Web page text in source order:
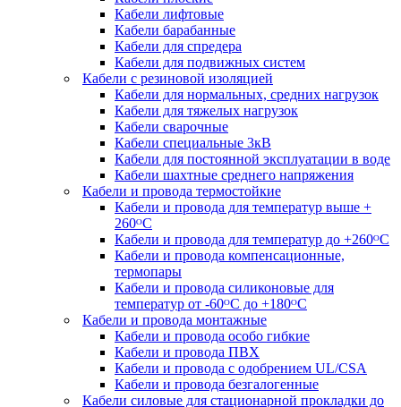
Кабели лифтовые
Кабели барабанные
Кабели для спредера
Кабели для подвижных систем
Кабели с резиновой изоляцией
Кабели для нормальных, средних нагрузок
Кабели для тяжелых нагрузок
Кабели сварочные
Кабели специальные 3кВ
Кабели для постоянной эксплуатации в воде
Кабели шахтные среднего напряжения
Кабели и провода термостойкие
Кабели и провода для температур выше +
260ᴼС
Кабели и провода для температур до +260ᴼС
Кабели и провода компенсационные,
термопары
Кабели и провода силиконовые для
температур от -60ᴼC до +180ᴼС
Кабели и провода монтажные
Кабели и провода особо гибкие
Кабели и провода ПВХ
Кабели и провода с одобрением UL/CSA
Кабели и провода безгалогенные
Кабели силовые для стационарной прокладки до